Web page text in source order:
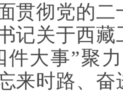
贯彻党的
记关于西
件大事”聚
来时路、